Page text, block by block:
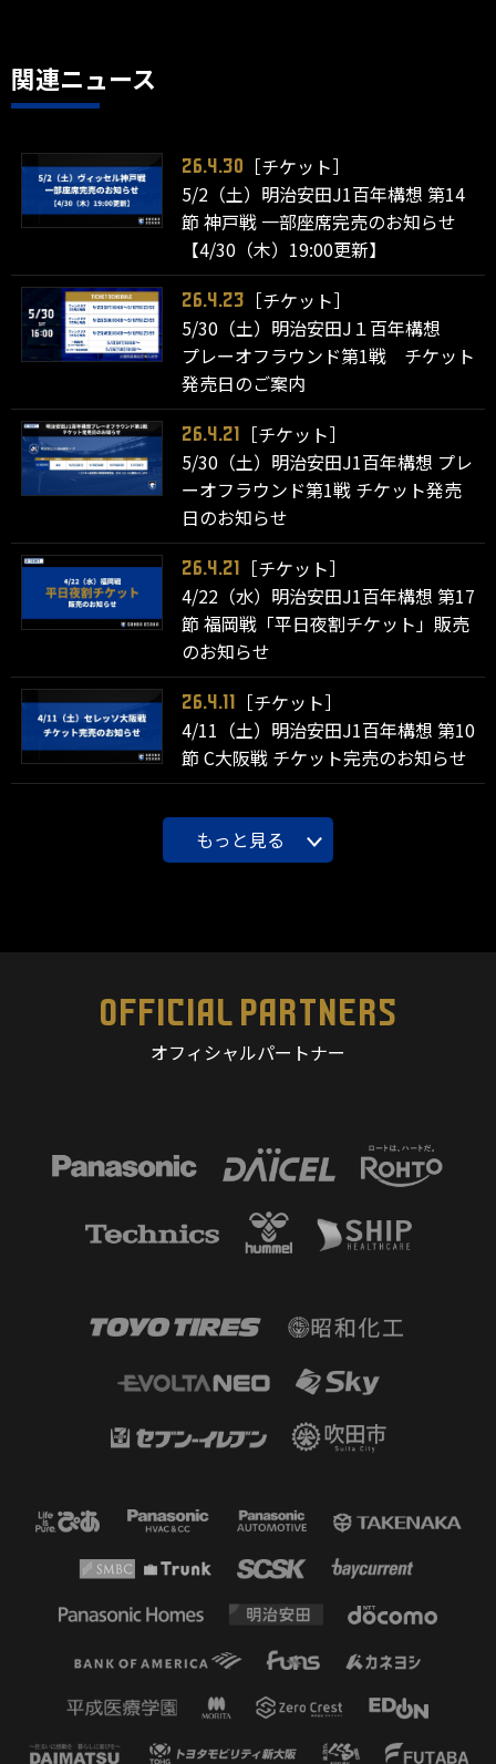
関連ニュース
26.4.30
［チケット］
5/2（土）明治安田J1百年構想 第14
節 神戸戦 一部座席完売のお知らせ
【4/30（木）19:00更新】
26.4.23
［チケット］
5/30（土）明治安田J１百年構想
プレーオフラウンド第1戦 チケット
発売日のご案内
26.4.21
［チケット］
5/30（土）明治安田J1百年構想 プレ
ーオフラウンド第1戦 チケット発売
日のお知らせ
26.4.21
［チケット］
4/22（水）明治安田J1百年構想 第17
節 福岡戦「平日夜割チケット」販売
のお知らせ
26.4.11
［チケット］
4/11（土）明治安田J1百年構想 第10
節 C大阪戦 チケット完売のお知らせ
もっと見る
OFFICIAL PARTNERS
オフィシャルパートナー